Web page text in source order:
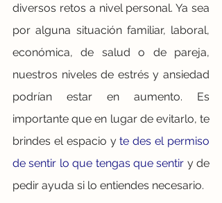
diversos retos a nivel personal. Ya sea
por alguna situación familiar, laboral,
económica, de salud o de pareja,
nuestros niveles de estrés y ansiedad
podrían estar en aumento. Es
importante que en lugar de evitarlo, te
brindes el espacio y te des el permiso
de sentir lo que tengas que sentir y de
pedir ayuda si lo entiendes necesario.